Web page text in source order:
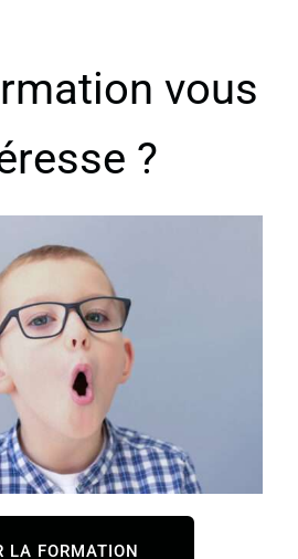
vous
?
LA FORMATION